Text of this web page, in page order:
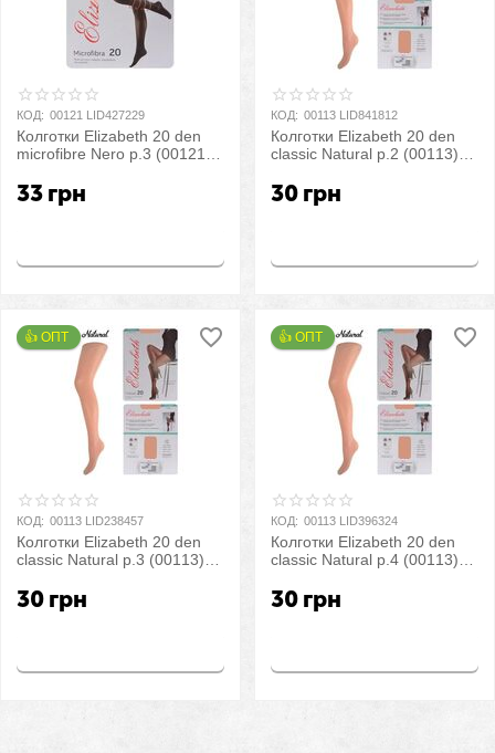
КОД: 00121 LID427229
Колготки Elizabeth 20 den
microfibre Nero р.3 (00121) |
33 грн
КОД: 00113 LID841812
Колготки Elizabeth 20 den
classic Natural р.2 (00113) |
30 грн
👍 ОПТ
КОД: 00113 LID238457
Колготки Elizabeth 20 den
classic Natural р.3 (00113) |
30 грн
👍 ОПТ
КОД: 00113 LID396324
Колготки Elizabeth 20 den
classic Natural р.4 (00113) |
30 грн